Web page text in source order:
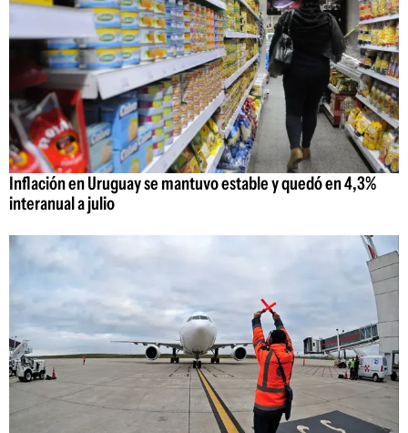
Inflación en Uruguay se mantuvo estable y quedó en 4,3%
interanual a julio